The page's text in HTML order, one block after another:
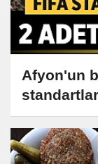
Afyon'un
olacak